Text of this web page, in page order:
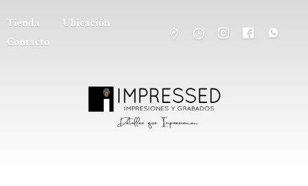
Tienda
Ubicación
Contacto